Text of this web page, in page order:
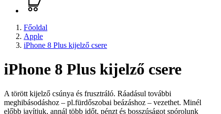
Főoldal
Apple
iPhone 8 Plus kijelző csere
iPhone 8 Plus kijelző csere
A törött kijelző csúnya és frusztráló. Ráadásul további
meghibásodáshoz – pl.fürdőszobai beázáshoz – vezethet. Minél
előbb javítjuk, annál több időt, pénzt és bosszúságot spórolunk